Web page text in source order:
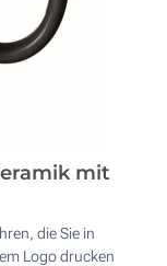
mit
die Sie in
Logo drucken